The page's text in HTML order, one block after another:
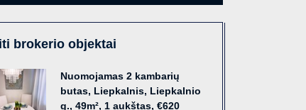
brokerio objektai
Nuomojamas 2 kambarių
butas, Liepkalnis, Liepkalnio
g., 49m², 1 aukštas, €620